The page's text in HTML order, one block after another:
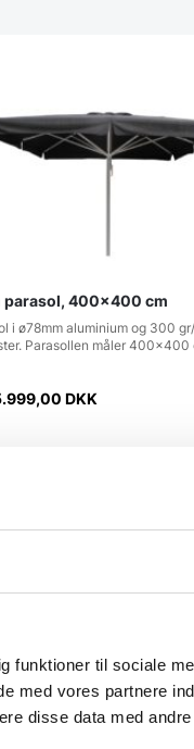
funktioner til sociale
med vores partnere
disse data med
parasol, 400×400 cm
i ø78mm aluminium og 300
Parasollen måler 400x400
DKK
og der
på mine